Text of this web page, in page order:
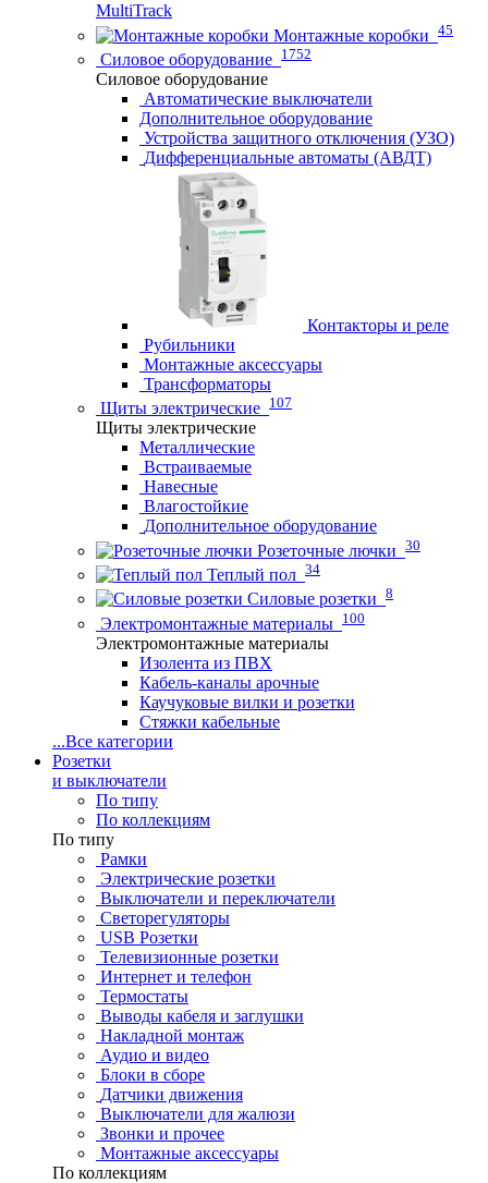
MultiTrack
Монтажные коробки 45
Силовое оборудование 1752
Силовое оборудование
Автоматические выключатели
Дополнительное оборудование
Устройства защитного отключения (УЗО)
Дифференциальные автоматы (АВДТ)
Контакторы и реле
Рубильники
Монтажные аксессуары
Трансформаторы
Щиты электрические 107
Щиты электрические
Металлические
Встраиваемые
Навесные
Влагостойкие
Дополнительное оборудование
Розеточные лючки 30
Теплый пол 34
Силовые розетки 8
Электромонтажные материалы 100
Электромонтажные материалы
Изолента из ПВХ
Кабель-каналы арочные
Каучуковые вилки и розетки
Стяжки кабельные
...Все категории
Розетки
и выключатели
По типу
По коллекциям
По типу
Рамки
Электрические розетки
Выключатели и переключатели
Светорегуляторы
USB Розетки
Телевизионные розетки
Интернет и телефон
Термостаты
Выводы кабеля и заглушки
Накладной монтаж
Аудио и видео
Блоки в сборе
Датчики движения
Выключатели для жалюзи
Звонки и прочее
Монтажные аксессуары
По коллекциям